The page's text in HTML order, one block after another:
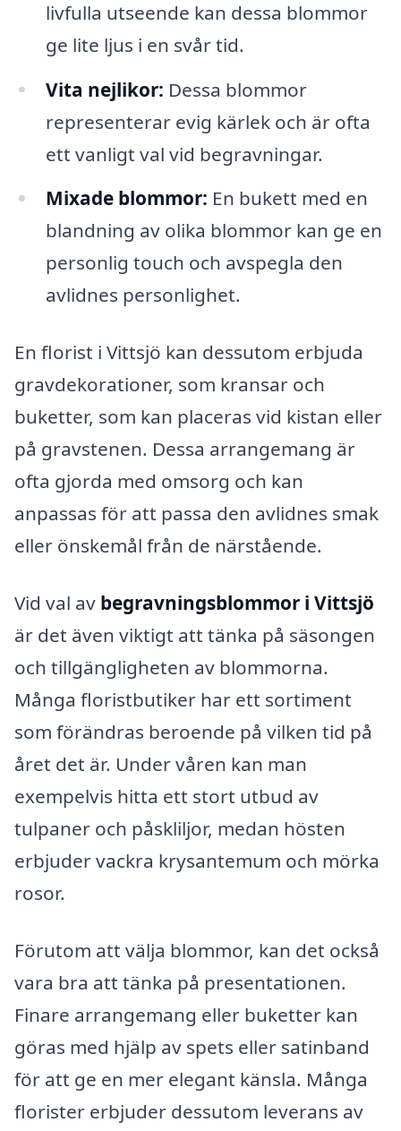
livfulla utseende kan dessa blommor
ge lite ljus i en svår tid.
Vita nejlikor: Dessa blommor
representerar evig kärlek och är ofta
ett vanligt val vid begravningar.
Mixade blommor: En bukett med en
blandning av olika blommor kan ge en
personlig touch och avspegla den
avlidnes personlighet.
En florist i Vittsjö kan dessutom erbjuda
gravdekorationer, som kransar och
buketter, som kan placeras vid kistan eller
på gravstenen. Dessa arrangemang är
ofta gjorda med omsorg och kan
anpassas för att passa den avlidnes smak
eller önskemål från de närstående.
Vid val av begravningsblommor i Vittsjö
är det även viktigt att tänka på säsongen
och tillgängligheten av blommorna.
Många floristbutiker har ett sortiment
som förändras beroende på vilken tid på
året det är. Under våren kan man
exempelvis hitta ett stort utbud av
tulpaner och påskliljor, medan hösten
erbjuder vackra krysantemum och mörka
rosor.
Förutom att välja blommor, kan det också
vara bra att tänka på presentationen.
Finare arrangemang eller buketter kan
göras med hjälp av spets eller satinband
för att ge en mer elegant känsla. Många
florister erbjuder dessutom leverans av